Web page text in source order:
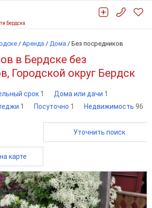
Бердска
/ Аренда / Дома / Без посредников
в Бердске без
Городской округ Бердск
срок 1 Дома или дачи 1
1 Посуточно 1 Недвижимость 96
Уточнить поиск
карте